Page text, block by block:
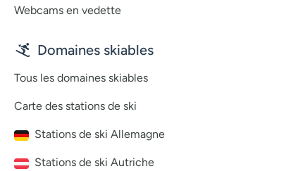
Webcams en vedette
Domaines skiables
Tous les domaines skiables
Carte des stations de ski
Stations de ski Allemagne
Stations de ski Autriche